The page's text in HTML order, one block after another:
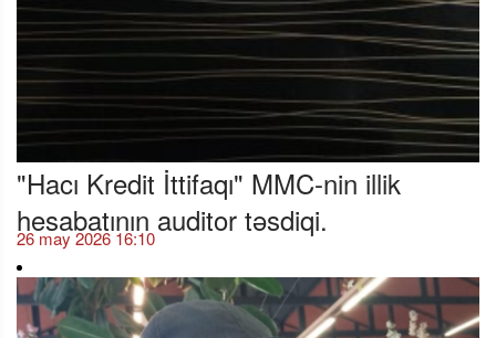
"Hacı Kredit İttifaqı" MMC-nin illik
hesabatının auditor təsdiqi.
26 may 2026 16:10